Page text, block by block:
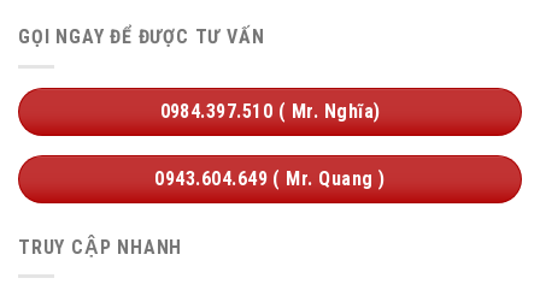
GỌI NGAY ĐỂ ĐƯỢC TƯ VẤN
0984.397.510 ( Mr. Nghĩa)
0943.604.649 ( Mr. Quang )
TRUY CẬP NHANH